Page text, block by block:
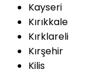
Kayseri
Kırıkkale
Kırklareli
Kırşehir
Kilis